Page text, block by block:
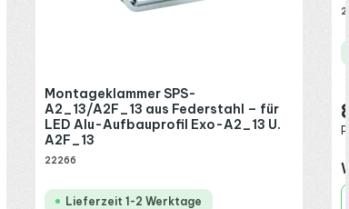
Montageklammer SPS-
A2_13/A2F_13 aus Federstahl – für
LED Alu-Aufbauprofil Exo-A2_13 U.
A2F_13
22266
Lieferzeit 1-2 Werktage